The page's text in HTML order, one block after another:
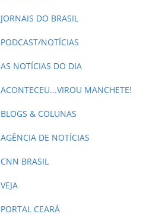
JORNAIS DO BRASIL
PODCAST/NOTÍCIAS
AS NOTÍCIAS DO DIA
ACONTECEU...VIROU MANCHETE!
BLOGS & COLUNAS
AGÊNCIA DE NOTÍCIAS
CNN BRASIL
VEJA
PORTAL CEARÁ